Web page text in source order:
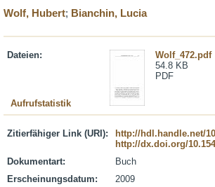
Wolf, Hubert; Bianchin, Lucia
Dateien:
Wolf_472.pdf
54.8 KB
PDF
Aufrufstatistik
Zitierfähiger Link (URI):
http://hdl.handle.net/
http://dx.doi.org/
Dokumentart:
Buch
Erscheinungsdatum:
2009